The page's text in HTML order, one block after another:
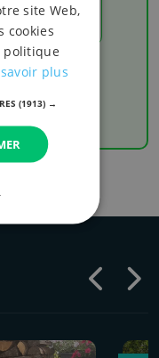
les derniers
favorite
site Web,
cookies
politique
plus
(1913) →